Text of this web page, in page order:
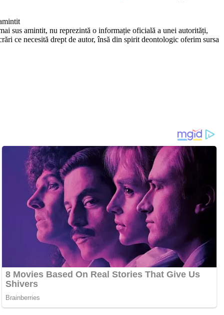
sus amintit, nu reprezintă o informație oficială a unei autorități,
ce necesită drept de autor, însă din spirit deontologic oferim sursa